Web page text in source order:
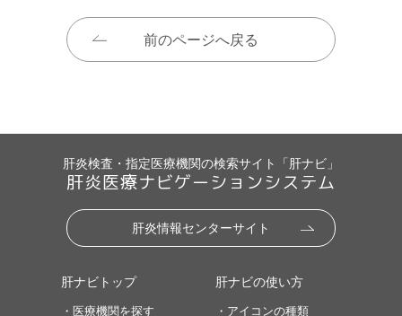
前のページへ戻る
肝炎検査・指定医療機関の検索サイト「肝ナビ」
肝炎医療ナビゲーションシステム
肝炎情報センターサイト
肝ナビトップ
・医療機関を探す
肝ナビの使い方
・アイコンの種類